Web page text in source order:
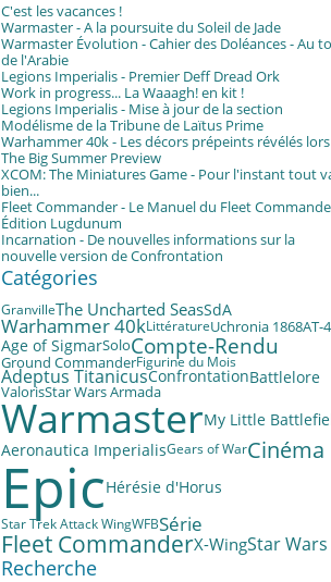
C'est les vacances !
Warmaster - A la poursuite du Soleil de Jade
Warmaster Évolution - Cahier des Doléances - Au
de l'Arabie
Legions Imperialis - Premier Deff Dread Ork
Work in progress... La Waaagh! en kit !
Legions Imperialis - Mise à jour de la section
Modélisme de la Tribune de Laïtus Prime
Warhammer 40k - Les décors prépeints révélés
The Big Summer Preview
XCOM: The Miniatures Game - Pour l'instant tout
bien...
Fleet Commander - Le Manuel du Fleet
Édition Lugdunum
Incarnation - De nouvelles informations sur la
nouvelle version de Confrontation
Catégories
GranvilleThe Uncharted SeasSdA
Warhammer 40kLittératureUchronia 1868AT-
Age of SigmarSoloCompte-Rendu
Ground CommanderFigurine du Mois
Adeptus TitanicusConfrontationBattlelore
ValorisStar Wars Armada
WarmasterMy Little
Aeronautica ImperialisGears of WarCinéma
EpicHérésie d'Horus
Star Trek Attack WingWFBSérie
Fleet CommanderX-WingStar Wars
Recherche